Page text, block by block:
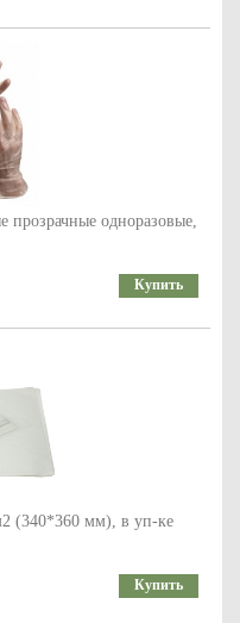
прозрачные одноразовые,
Купить
(340*360 мм), в уп-ке
Купить